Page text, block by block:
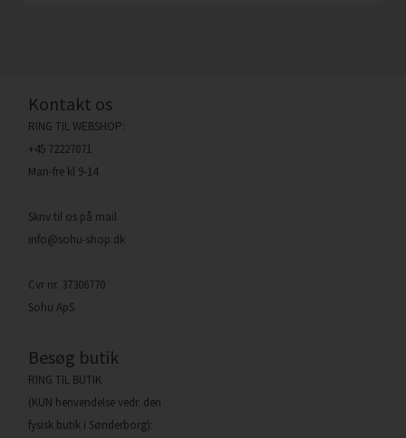
Kontakt os
RING TIL WEBSHOP:
+45 72227071
Man-fre kl 9-14
Skriv til os på mail
info@sohu-shop.dk
Cvr nr. 37306770
Sohu ApS
Besøg butik
RING TIL BUTIK
(KUN henvendelse vedr. den
fysisk butik i Sønderborg):